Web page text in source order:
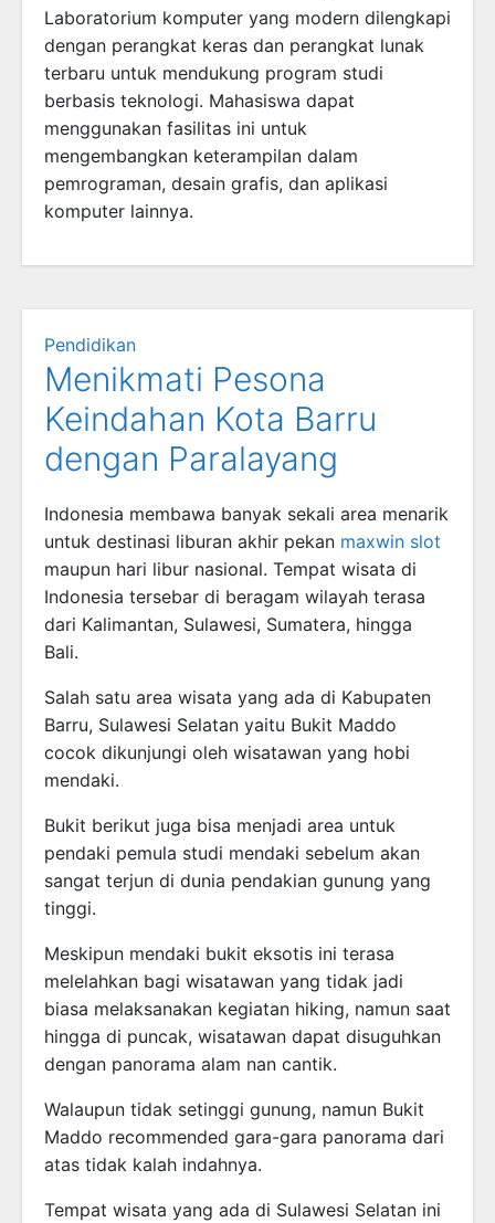
Laboratorium komputer yang modern dilengkapi
dengan perangkat keras dan perangkat lunak
terbaru untuk mendukung program studi
berbasis teknologi. Mahasiswa dapat
menggunakan fasilitas ini untuk
mengembangkan keterampilan dalam
pemrograman, desain grafis, dan aplikasi
komputer lainnya.
Pendidikan
Menikmati Pesona
Keindahan Kota Barru
dengan Paralayang
Indonesia membawa banyak sekali area menarik
untuk destinasi liburan akhir pekan maxwin slot
maupun hari libur nasional. Tempat wisata di
Indonesia tersebar di beragam wilayah terasa
dari Kalimantan, Sulawesi, Sumatera, hingga
Bali.
Salah satu area wisata yang ada di Kabupaten
Barru, Sulawesi Selatan yaitu Bukit Maddo
cocok dikunjungi oleh wisatawan yang hobi
mendaki.
Bukit berikut juga bisa menjadi area untuk
pendaki pemula studi mendaki sebelum akan
sangat terjun di dunia pendakian gunung yang
tinggi.
Meskipun mendaki bukit eksotis ini terasa
melelahkan bagi wisatawan yang tidak jadi
biasa melaksanakan kegiatan hiking, namun saat
hingga di puncak, wisatawan dapat disuguhkan
dengan panorama alam nan cantik.
Walaupun tidak setinggi gunung, namun Bukit
Maddo recommended gara-gara panorama dari
atas tidak kalah indahnya.
Tempat wisata yang ada di Sulawesi Selatan ini